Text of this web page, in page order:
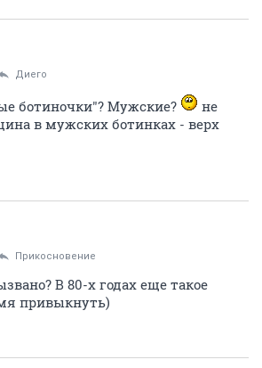
Диего
ботиночки"? Мужские?
не
в мужских ботинках - верх
Прикосновение
В 80-х годах еще такое
привыкнуть)